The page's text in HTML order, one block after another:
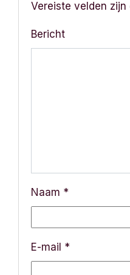
Vereiste velden
Bericht
Naam *
E-mail *